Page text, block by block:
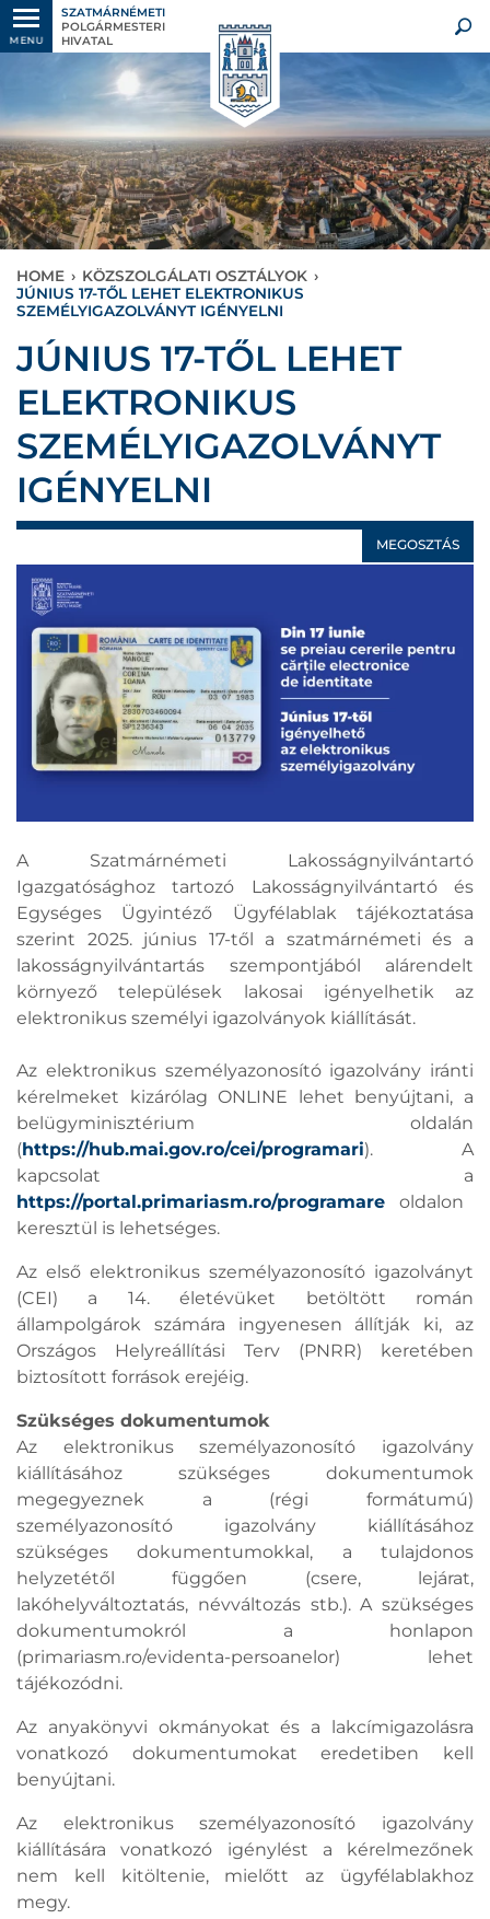
MENU
SZATMÁRNÉMETI
POLGÁRMESTERI
HIVATAL
HOME › KÖZSZOLGÁLATI OSZTÁLYOK ›
JÚNIUS 17-TŐL LEHET ELEKTRONIKUS
SZEMÉLYIGAZOLVÁNYT IGÉNYELNI
JÚNIUS 17-TŐL LEHET
ELEKTRONIKUS
SZEMÉLYIGAZOLVÁNYT
IGÉNYELNI
MEGOSZTÁS
A Szatmárnémeti Lakosságnyilvántartó
Igazgatósághoz tartozó Lakosságnyilvántartó és
Egységes Ügyintéző Ügyfélablak tájékoztatása
szerint 2025. június 17-től a szatmárnémeti és a
lakosságnyilvántartás szempontjából alárendelt
környező települések lakosai igényelhetik az
elektronikus személyi igazolványok kiállítását.
Az elektronikus személyazonosító igazolvány iránti
kérelmeket kizárólag ONLINE lehet benyújtani, a
belügyminisztérium oldalán
(https://hub.mai.gov.ro/cei/programari). A
kapcsolat a
https://portal.primariasm.ro/programare oldalon
keresztül is lehetséges.
Az első elektronikus személyazonosító igazolványt
(CEI) a 14. életévüket betöltött román
állampolgárok számára ingyenesen állítják ki, az
Országos Helyreállítási Terv (PNRR) keretében
biztosított források erejéig.
Szükséges dokumentumok
Az elektronikus személyazonosító igazolvány
kiállításához szükséges dokumentumok
megegyeznek a (régi formátumú)
személyazonosító igazolvány kiállításához
szükséges dokumentumokkal, a tulajdonos
helyzetétől függően (csere, lejárat,
lakóhelyváltoztatás, névváltozás stb.). A szükséges
dokumentumokról a honlapon
(primariasm.ro/evidenta-persoanelor) lehet
tájékozódni.
Az anyakönyvi okmányokat és a lakcímigazolásra
vonatkozó dokumentumokat eredetiben kell
benyújtani.
Az elektronikus személyazonosító igazolvány
kiállítására vonatkozó igénylést a kérelmezőnek
nem kell kitöltenie, mielőtt az ügyfélablakhoz
megy.